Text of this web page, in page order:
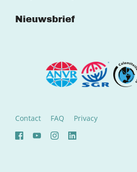
Nieuwsbrief
Contact FAQ Privacy